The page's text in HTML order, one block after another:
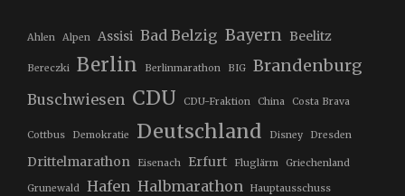
Ahlen Alpen Assisi Bad Belzig Bayern Beelitz
Bereczki Berlin Berlinmarathon BIG Brandenburg
Buschwiesen CDU CDU-Fraktion China Costa Brava
Cottbus Demokratie Deutschland Disney Dresden
Drittelmarathon Eisenach Erfurt Fluglärm Griechenland
Grunewald Hafen Halbmarathon Hauptausschuss